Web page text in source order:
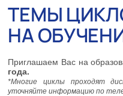
ТЕМЫ
НА
Приглашаем Вас на
года.
*Многие циклы проходят
уточняйте информацию по